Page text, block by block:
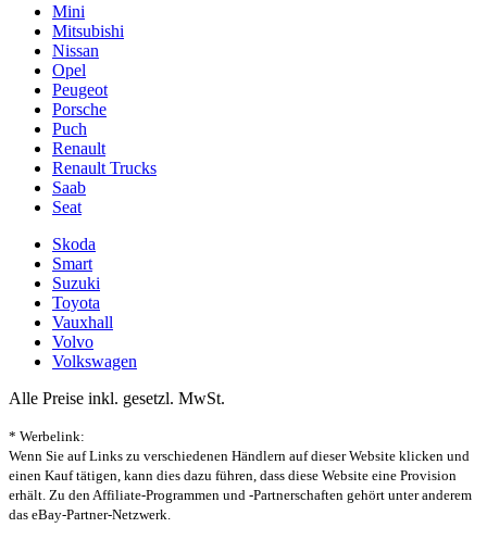
Mini
Mitsubishi
Nissan
Opel
Peugeot
Porsche
Puch
Renault
Renault Trucks
Saab
Seat
Skoda
Smart
Suzuki
Toyota
Vauxhall
Volvo
Volkswagen
Alle Preise inkl. gesetzl. MwSt.
* Werbelink:
Wenn Sie auf Links zu verschiedenen Händlern auf dieser Website klicken und
einen Kauf tätigen, kann dies dazu führen, dass diese Website eine Provision
erhält. Zu den Affiliate-Programmen und -Partnerschaften gehört unter anderem
das eBay-Partner-Netzwerk.